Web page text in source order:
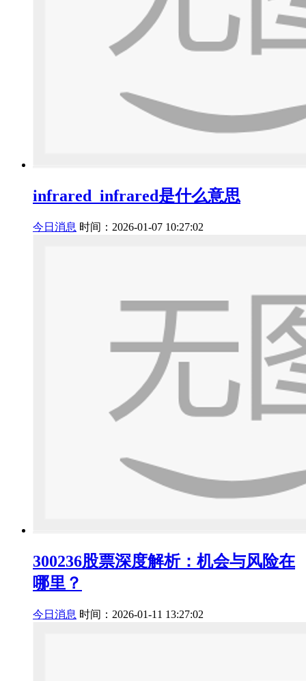
infrared_infrared是什么意思
今日消息 时间：2026-01-07 10:27:02
300236股票深度解析：机会与风险在
哪里？
今日消息 时间：2026-01-11 13:27:02